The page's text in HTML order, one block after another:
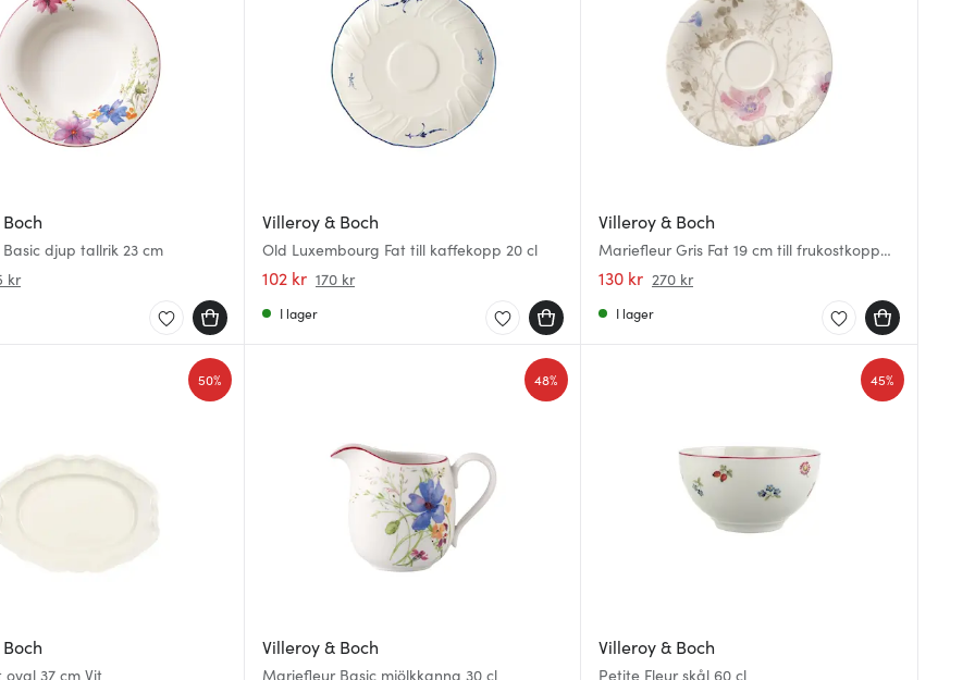
djup tallrik 23 cm
kr
Villeroy & Boch
Old Luxembourg Fat till kaffekopp 20 cl
102 kr 170 kr
I lager
Villeroy & Boch
Mariefleur Gris Fat 19 cm till frukostkopp
39 cl
130 kr 270 kr
I lager
oval 37 cm Vit
50%
Villeroy & Boch
Mariefleur Basic mjölkkanna 30 cl
48%
Villeroy & Boch
Petite Fleur skål 60 cl
45%